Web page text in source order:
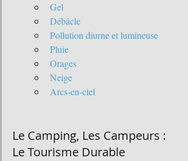
Gel
Débâcle
Pollution diurne et lumineuse
Pluie
Orages
Neige
Arcs-en-ciel
Le Camping, Les Campeurs :
Le Tourisme Durable